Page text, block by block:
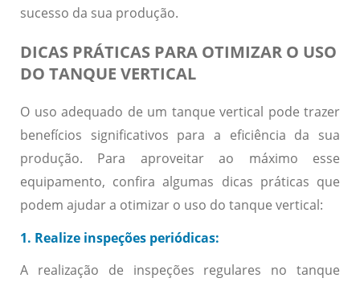
sucesso da sua produção.
DICAS PRÁTICAS PARA OTIMIZAR O USO
DO TANQUE VERTICAL
O uso adequado de um tanque vertical pode trazer
benefícios significativos para a eficiência da sua
produção. Para aproveitar ao máximo esse
equipamento, confira algumas dicas práticas que
podem ajudar a otimizar o uso do tanque vertical:
1. Realize inspeções periódicas:
A realização de inspeções regulares no tanque